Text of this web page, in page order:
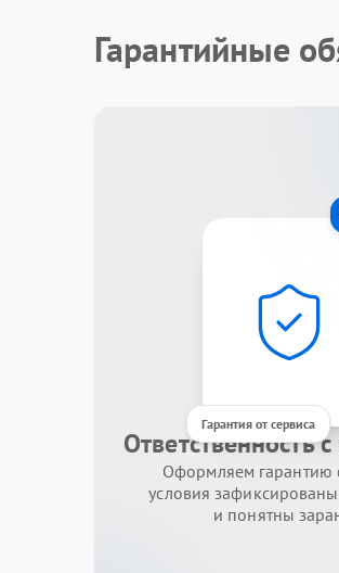
Гарантийные
Гарантия от сервиса
Ответственность
Оформляем гарантию
условия
и понятны